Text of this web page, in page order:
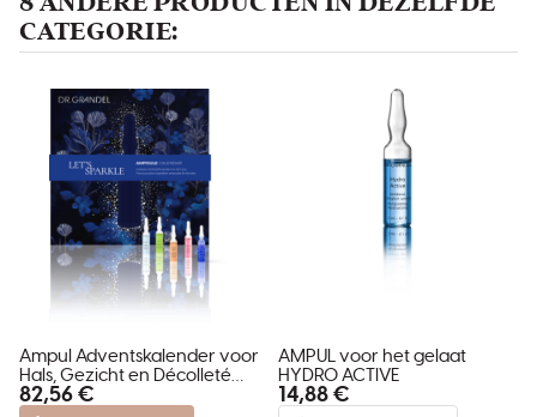
CATEGORIE:
Ampul Adventskalender voor
Hals, Gezicht en Décolleté
van DR. GRANDEL
82,56 €
AMPUL voor het gelaat
HYDRO ACTIVE
14,88 €